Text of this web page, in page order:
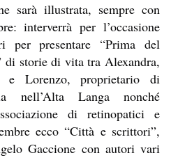
sarà illustrata, sempre con
interverrà per l’occasione
per presentare “Prima del
di storie di vita tra Alexandra,
e Lorenzo, proprietario di
nell’Alta Langa nonché
di retinopatici e
ecco “Città e scrittori”,
Gaccione con autori vari